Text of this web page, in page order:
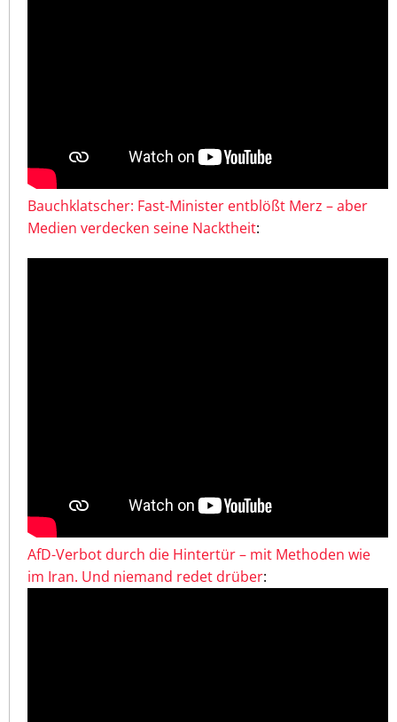
Bauchklatscher: Fast-Minister entblößt Merz – aber
Medien verdecken seine Nacktheit:
AfD-Verbot durch die Hintertür – mit Methoden wie
im Iran. Und niemand redet drüber: